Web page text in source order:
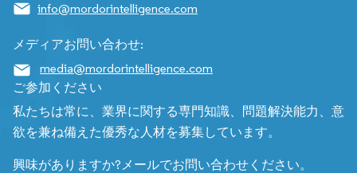
info@mordorintelligence.com
メディアお問い合わせ:
media@mordorintelligence.com
ご参加ください
私たちは常に、業界に関する専門知識、問題解決能力、意
欲を兼ね備えた優秀な人材を募集しています。
興味がありますか?メールでお問い合わせください。